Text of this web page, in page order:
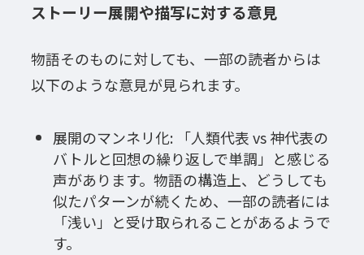
ストーリー展開や描写に対する意見
物語そのものに対しても、一部の読者からは
以下のような意見が見られます。
展開のマンネリ化: 「人類代表 vs 神代表の
バトルと回想の繰り返しで単調」と感じる
声があります。物語の構造上、どうしても
似たパターンが続くため、一部の読者には
「浅い」と受け取られることがあるようで
す。